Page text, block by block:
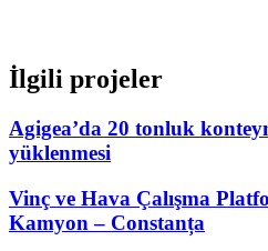
İlgili projeler
Agigea’da 20 tonluk
yüklenmesi
Vinç ve Hava Çalışma
Kamyon – Constanța